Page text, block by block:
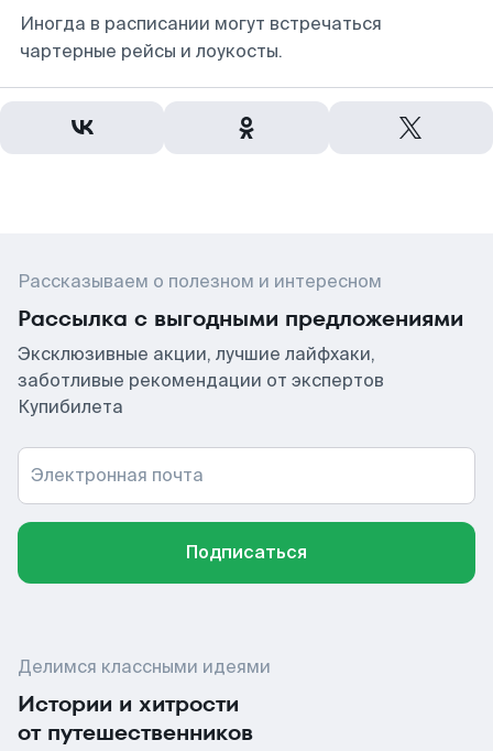
Иногда в расписании могут встречаться
чартерные рейсы и лоукосты.
Рассказываем о полезном и интересном
Рассылка с выгодными предложениями
Эксклюзивные акции, лучшие лайфхаки,
заботливые рекомендации от экспертов
Купибилета
Электронная почта
Подписаться
Делимся классными идеями
Истории и хитрости
от путешественников